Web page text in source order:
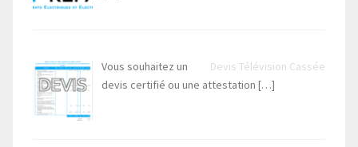
Devis Télévision Cassée
Vous souhaitez un
devis certifié ou une attestation […]